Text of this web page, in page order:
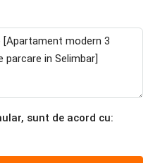
sunt de acord cu: